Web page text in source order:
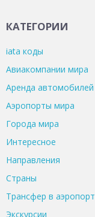
КАТЕГОРИИ
iata коды
Авиакомпании мира
Аренда автомобилей
Аэропорты мира
Города мира
Интересное
Направления
Страны
Трансфер в аэропорт
Экскурсии